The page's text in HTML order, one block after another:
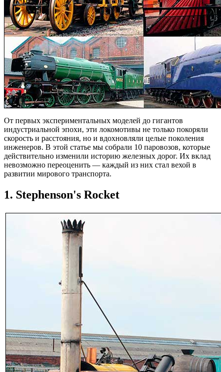
От первых экспериментальных моделей до гигантов
индустриальной эпохи, эти локомотивы не только покоряли
скорость и расстояния, но и вдохновляли целые поколения
инженеров. В этой статье мы собрали 10 паровозов, которые
действительно изменили историю железных дорог. Их вклад
невозможно переоценить — каждый из них стал вехой в
развитии мирового транспорта.
1. Stephenson's Rocket